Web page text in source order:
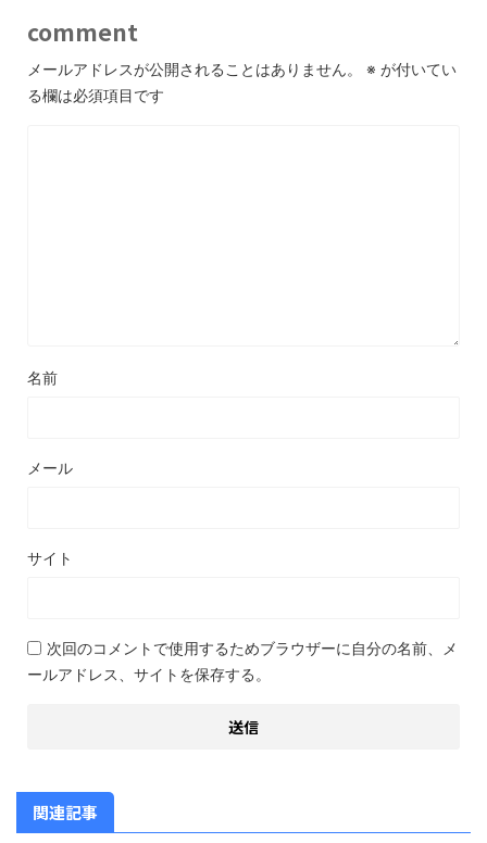
comment
メールアドレスが公開されることはありません。 ※ が付いてい
る欄は必須項目です
名前
メール
サイト
次回のコメントで使用するためブラウザーに自分の名前、メ
ールアドレス、サイトを保存する。
関連記事